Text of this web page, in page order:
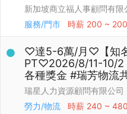
新加坡商立福人事顧問有限
服務/門市
時薪 200 ~ 200
♡達5-6萬/月♡【知
PT♡2026/8/11-10/2
各種獎金 #瑞芳物流
瑞星人力資源顧問有限公司
勞力/物流
時薪 240 ~ 480